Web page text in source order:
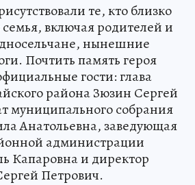
те, кто близко
включая родителей и
нынешние
Почтить память героя
гости: глава
района Зюзин Сергей
муниципального собрания
Анатольевна, заведующая
администрации
Капаровна и директор
Петрович.